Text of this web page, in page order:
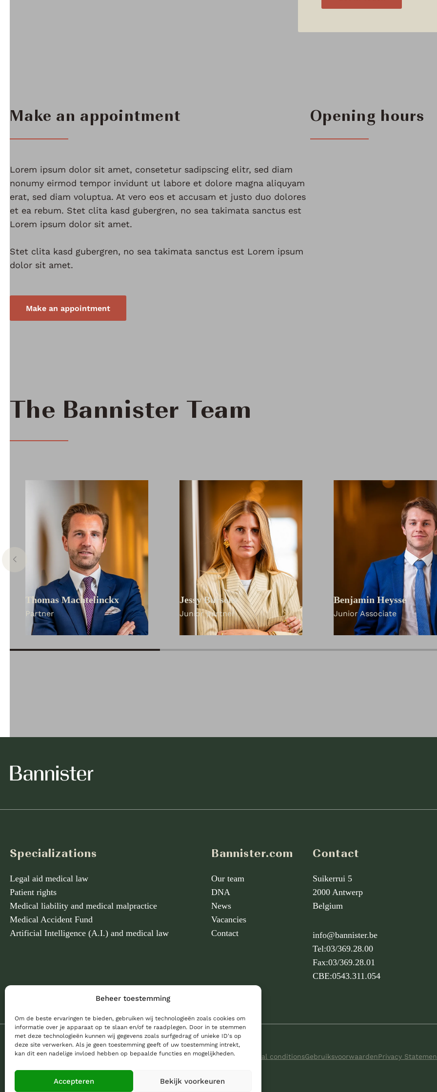
Beheer toestemming
Om de beste ervaringen te bieden, gebruiken wij technologieën zoals cookies om
informatie over je apparaat op te slaan en/of te raadplegen. Door in te stemmen
met deze technologieën kunnen wij gegevens zoals surfgedrag of unieke ID's op
deze site verwerken. Als je geen toestemming geeft of uw toestemming intrekt,
kan dit een nadelige invloed hebben op bepaalde functies en mogelijkheden.
Accepteren Bekijk voorkeuren
Make an appointment
Lorem ipsum dolor sit amet, consetetur sadipscing elitr, sed diam
nonumy eirmod tempor invidunt ut labore et dolore magna aliquyam
erat, sed diam voluptua. At vero eos et accusam et justo duo dolores
et ea rebum. Stet clita kasd gubergren, no sea takimata sanctus est
Lorem ipsum dolor sit amet.
Stet clita kasd gubergren, no sea takimata sanctus est Lorem ipsum
dolor sit amet.
Make an appointment
Opening hours
The Bannister Team
Thomas Machtelinckx
Partner
Jessy Bursens
Junior partner
Benjamin Heysse
Junior Associate
Specializations
Legal aid medical law
Patient rights
Medical liability and medical malpractice
Medical Accident Fund
Artificial Intelligence (A.I.) and medical law
Bannister.com
Our team
DNA
News
Vacancies
Contact
Contact
Suikerrui 5
2000 Antwerp
Belgium
info@bannister.be
Tel:03/369.28.00
Fax:03/369.28.01
CBE:0543.311.054
© 2026 Bannister Advocaten| Website madebyExpanding Experts General conditionsGebruiksvoorwaardenPrivacy